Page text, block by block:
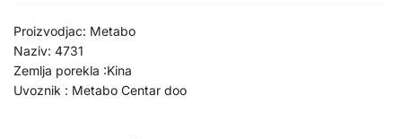
Proizvodjac: Metabo
Naziv: 4731
Zemlja porekla :Kina
Uvoznik : Metabo Centar doo